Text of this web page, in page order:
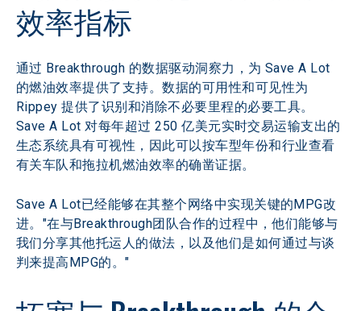
效率指标
通过 Breakthrough 的数据驱动洞察力，为 Save A Lot
的燃油效率提供了支持。数据的可用性和可见性为
Rippey 提供了识别和消除不必要里程的必要工具。
Save A Lot 对每年超过 250 亿美元实时交易运输支出的
生态系统具有可视性，因此可以按车型年份和行业查看
有关车队和拖拉机燃油效率的确凿证据。
Save A Lot已经能够在其整个网络中实现关键的MPG改
进。"在与Breakthrough团队合作的过程中，他们能够与
我们分享其他托运人的做法，以及他们是如何通过与谈
判来提高MPG的。"